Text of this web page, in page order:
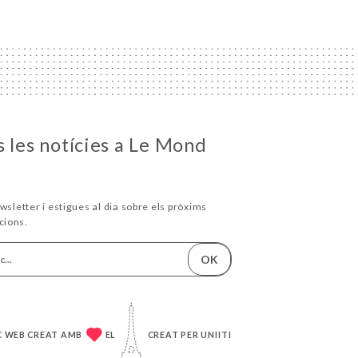
les notícies a Le Mond
i estigues al dia sobre els pròxims
OK
WEB CREAT AMB EL CREAT PERUNIITI